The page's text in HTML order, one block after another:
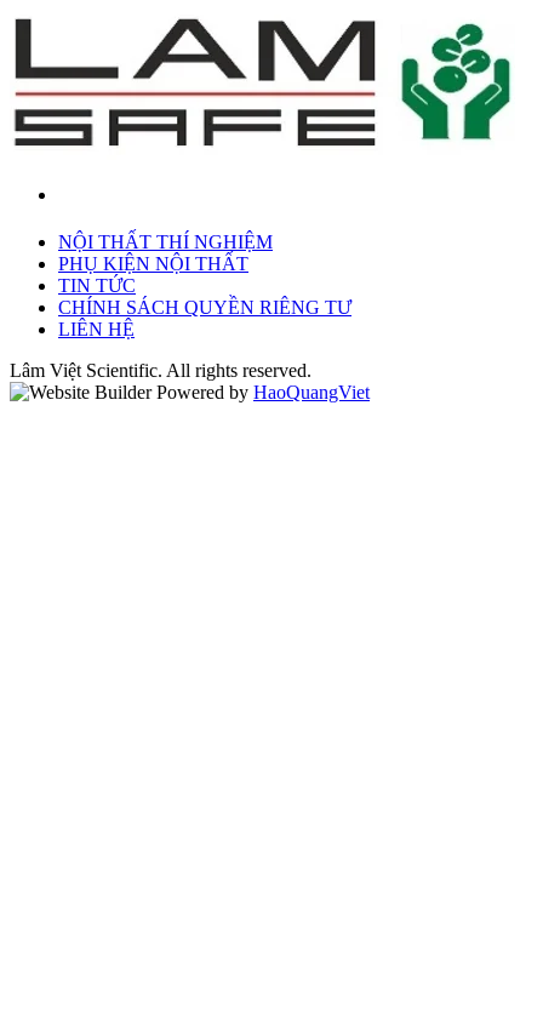
NỘI THẤT THÍ NGHIỆM
PHỤ KIỆN NỘI THẤT
TIN TỨC
CHÍNH SÁCH QUYỀN RIÊNG TƯ
LIÊN HỆ
Lâm Việt Scientific. All rights reserved.
Powered by HaoQuangViet